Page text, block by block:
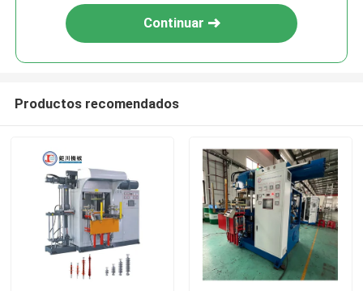
Continuar
Productos recomendados